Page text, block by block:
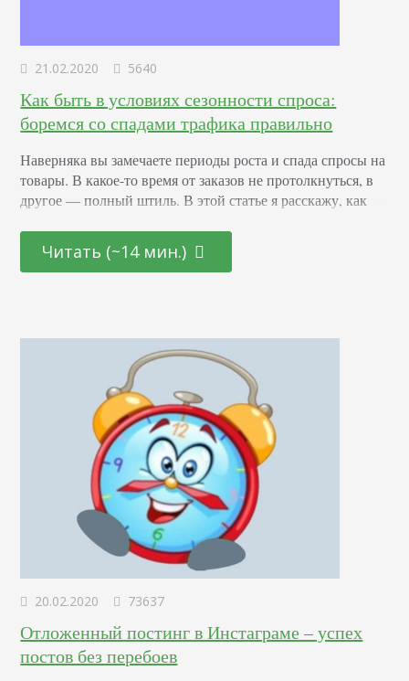
21.02.2020 5640
Как быть в условиях сезонности спроса:
боремся со спадами трафика правильно
Наверняка вы замечаете периоды роста и спада спросы на
товары. В какое-то время от заказов не протолкнуться, в
другое — полный штиль. В этой статье я расскажу, как
выраженную сезонность. Основная задача — в пик спроса
получить максимально возможное количество заказов и
Читать (~14 мин.)
20.02.2020 73637
Отложенный постинг в Инстаграме – успех
постов без перебоев